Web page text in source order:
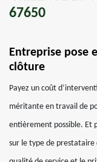
67650
Entreprise pose
clôture
Payez un coût
méritante en travail de
entièrement possible. Et
sur le type de prestataire